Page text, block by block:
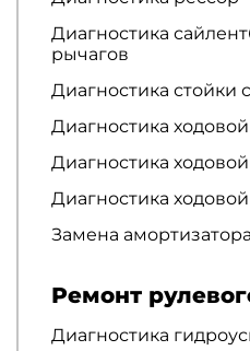
Диагностика
рычагов
Диагностика стойки
Диагностика
Диагностика
Диагностика
Замена амортизатора
Ремонт
Диагностика